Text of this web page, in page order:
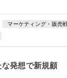
マーケティング・販売
発想で新規顧